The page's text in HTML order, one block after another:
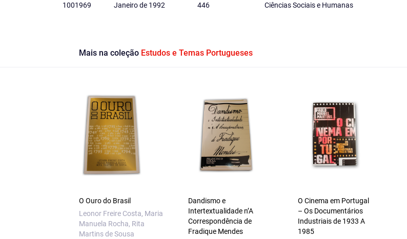
1001969
Janeiro de 1992
446
Ciências Sociais e Humanas
Mais na coleção Estudos e Temas Portugueses
O Ouro do Brasil
Leonor Freire Costa, Maria
Manuela Rocha, Rita
Martins de Sousa
Dandismo e
Intertextualidade n’A
Correspondência de
Fradique Mendes
O Cinema em Portugal
– Os Documentários
Industriais de 1933 A
1985